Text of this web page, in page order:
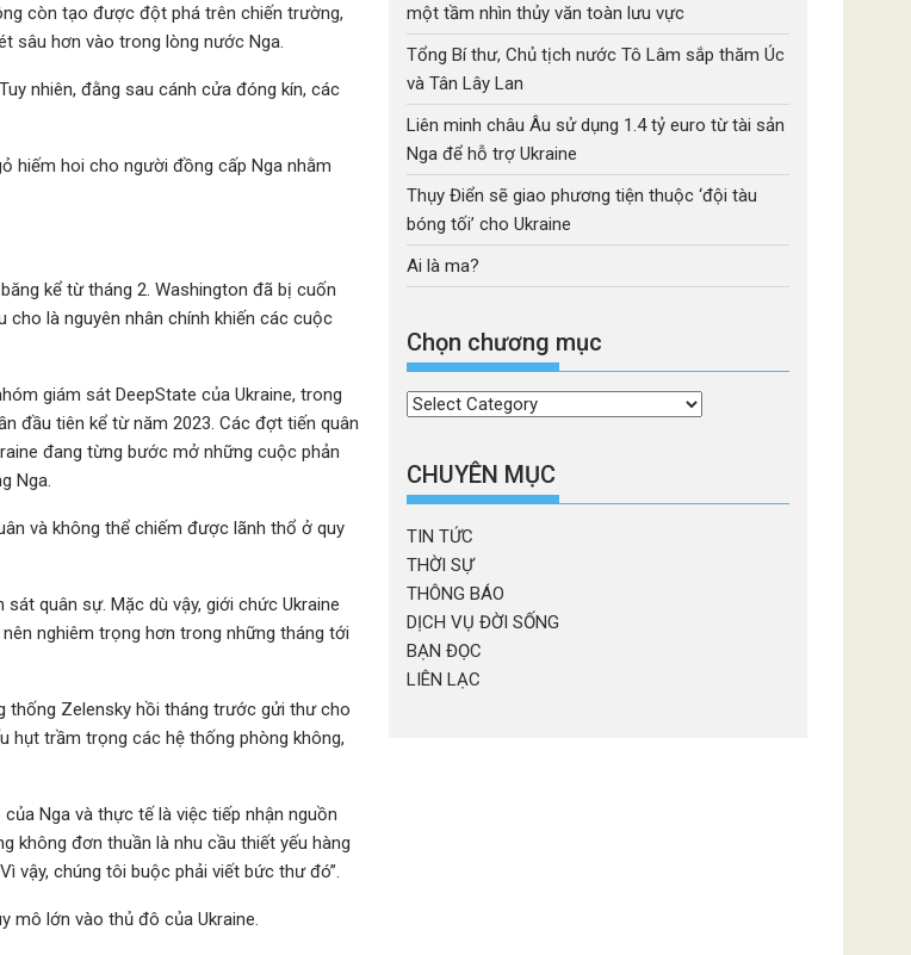
còn tạo được đột phá trên chiến trường,
sâu hơn vào trong lòng nước Nga.
nhiên, đằng sau cánh cửa đóng kín, các
hiếm hoi cho người đồng cấp Nga nhằm
kể từ tháng 2. Washington đã bị cuốn
cho là nguyên nhân chính khiến các cuộc
giám sát DeepState của Ukraine, trong
đầu tiên kể từ năm 2023. Các đợt tiến quân
đang từng bước mở những cuộc phản
Nga.
và không thể chiếm được lãnh thổ ở quy
quân sự. Mặc dù vậy, giới chức Ukraine
nghiêm trọng hơn trong những tháng tới
thống Zelensky hồi tháng trước gửi thư cho
hụt trầm trọng các hệ thống phòng không,
Nga và thực tế là việc tiếp nhận nguồn
không đơn thuần là nhu cầu thiết yếu hàng
vậy, chúng tôi buộc phải viết bức thư đó”.
mô lớn vào thủ đô của Ukraine.
một tầm nhìn thủy văn toàn lưu vực
Tổng Bí thư, Chủ tịch nước Tô Lâm sắp thăm Úc
và Tân Lây Lan
Liên minh châu Âu sử dụng 1.4 tỷ euro từ tài sản
Nga để hỗ trợ Ukraine
Thụy Điển sẽ giao phương tiện thuộc ‘đội tàu
bóng tối’ cho Ukraine
Ai là ma?
Chọn chương mục
Chọn
mục
CHUYÊN MỤC
TIN TỨC
THỜI SỰ
THÔNG BÁO
DỊCH VỤ ĐỜI SỐNG
BẠN ĐỌC
LIÊN LẠC